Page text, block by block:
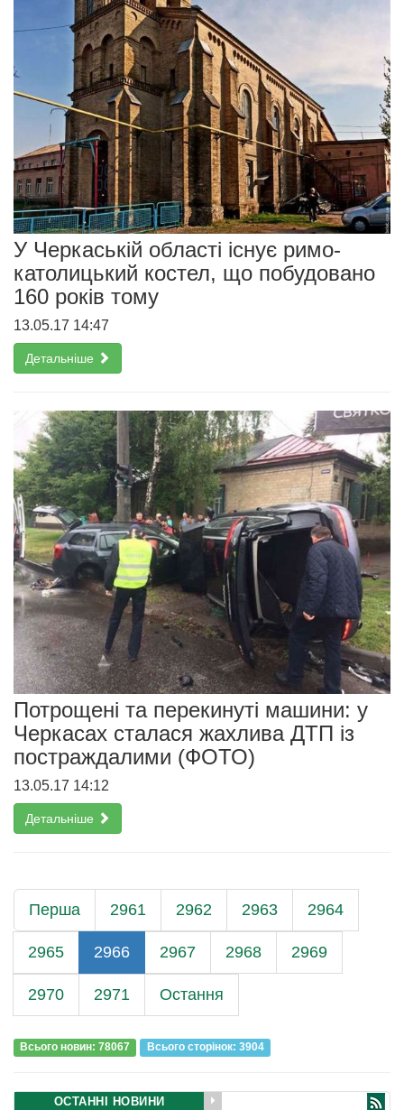
У Черкаській області існує римо-
католицький костел, що побудовано
160 років тому
13.05.17 14:47
Детальніше
Потрощені та перекинуті машини: у
Черкасах сталася жахлива ДТП із
постраждалими (ФОТО)
13.05.17 14:12
Детальніше
Перша 2961 2962 2963 2964
2965 2966 2967 2968 2969
2970 2971 Остання
Всього новин: 78067 Всього сторiнок: 3904
ОСТАННІ НОВИНИ